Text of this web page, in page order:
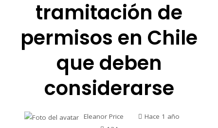
tramitación de
permisos en Chile
que deben
considerarse
Eleanor Price
Hace 1 año